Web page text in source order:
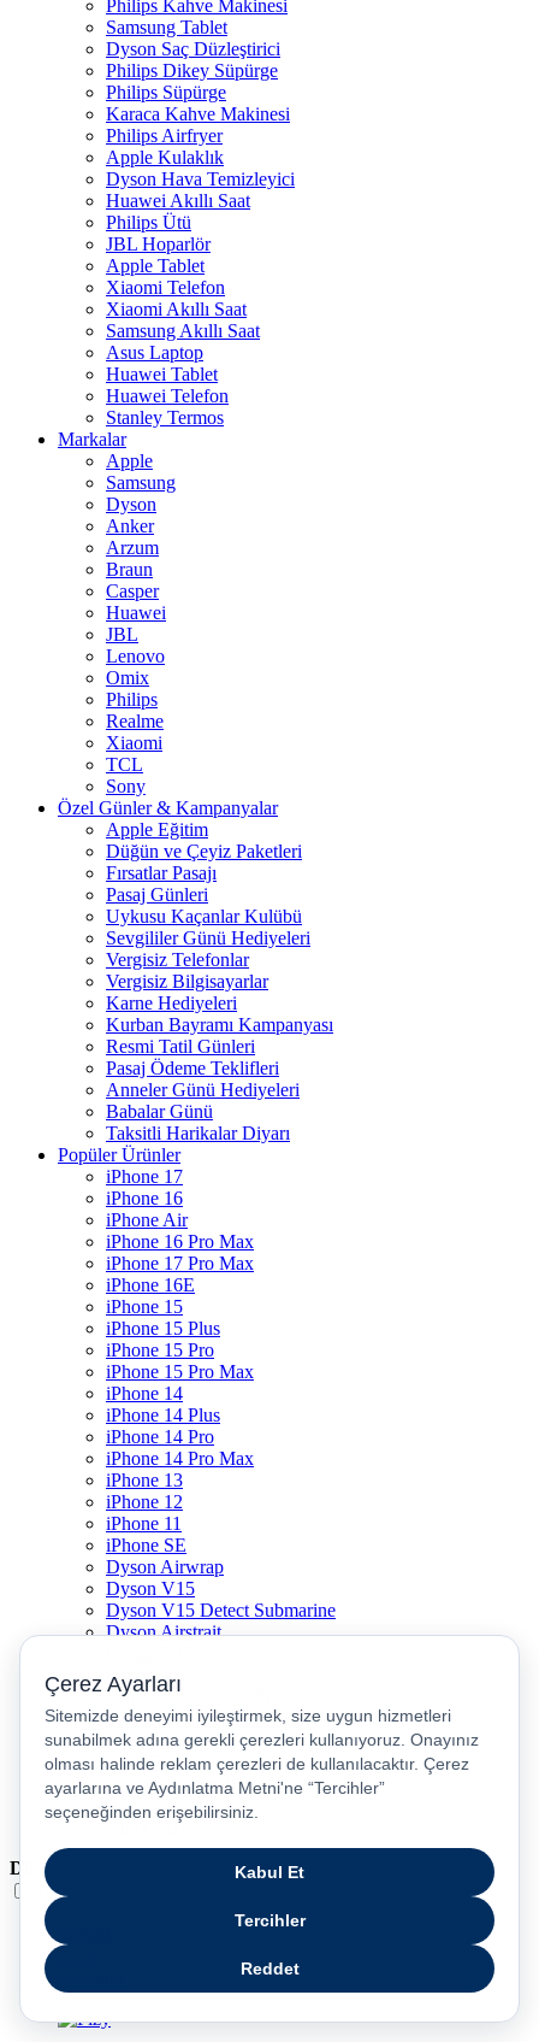
Philips Kahve Makinesi
Samsung Tablet
Dyson Saç Düzleştirici
Philips Dikey Süpürge
Philips Süpürge
Karaca Kahve Makinesi
Philips Airfryer
Apple Kulaklık
Dyson Hava Temizleyici
Huawei Akıllı Saat
Philips Ütü
JBL Hoparlör
Apple Tablet
Xiaomi Telefon
Xiaomi Akıllı Saat
Samsung Akıllı Saat
Asus Laptop
Huawei Tablet
Huawei Telefon
Stanley Termos
Markalar
Apple
Samsung
Dyson
Anker
Arzum
Braun
Casper
Huawei
JBL
Lenovo
Omix
Philips
Realme
Xiaomi
TCL
Sony
Özel Günler & Kampanyalar
Apple Eğitim
Düğün ve Çeyiz Paketleri
Fırsatlar Pasajı
Pasaj Günleri
Uykusu Kaçanlar Kulübü
Sevgililer Günü Hediyeleri
Vergisiz Telefonlar
Vergisiz Bilgisayarlar
Karne Hediyeleri
Kurban Bayramı Kampanyası
Resmi Tatil Günleri
Pasaj Ödeme Teklifleri
Anneler Günü Hediyeleri
Babalar Günü
Taksitli Harikalar Diyarı
Popüler Ürünler
iPhone 17
iPhone 16
iPhone Air
iPhone 16 Pro Max
iPhone 17 Pro Max
iPhone 16E
iPhone 15
iPhone 15 Plus
iPhone 15 Pro
iPhone 15 Pro Max
iPhone 14
iPhone 14 Plus
iPhone 14 Pro
iPhone 14 Pro Max
iPhone 13
iPhone 12
iPhone 11
iPhone SE
Dyson Airwrap
Dyson V15
Dyson V15 Detect Submarine
Dyson Airstrait
Dyson V8
Samsung Galaxy S25
Samsung Galaxy S25 Ultra
PS5 / Playstation 5
PS4 / Playstation 4
Nintendo Switch
Xbox Series S
Xbox Series X
Dil
Türkçe